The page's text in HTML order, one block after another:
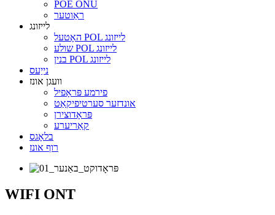
POE ONU
ראַוטער
לייזונג
האָטעל POL לייזונג
שולע POL לייזונג
בנין POL לייזונג
נייַעס
וועגן אונז
פירמע פּראָפיל
אונדזער סערטיפיקאַט
פּראָדוצירן
קאַריערע
בלאָגס
רוף אונז
WIFI ONT